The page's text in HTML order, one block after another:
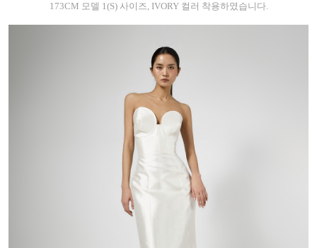
173CM 모델 1(S) 사이즈, IVORY 컬러 착용하였습니다.